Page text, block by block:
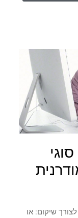
שיקום: או